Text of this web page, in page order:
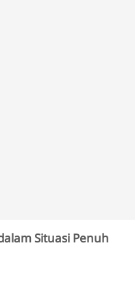
Situasi Penuh